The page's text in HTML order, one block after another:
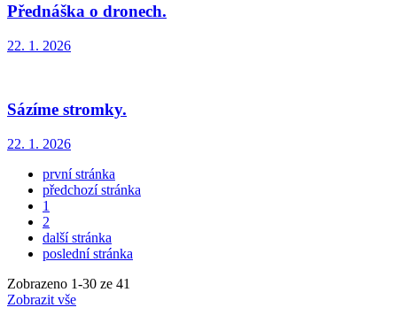
Přednáška o dronech.
22. 1. 2026
Sázíme stromky.
22. 1. 2026
první stránka
předchozí stránka
1
2
další stránka
poslední stránka
Zobrazeno 1-30 ze 41
Zobrazit vše